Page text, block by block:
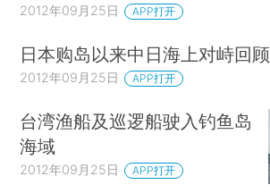
2012年09月25日 APP打开
日本购岛以来中日海上对峙回顾
2012年09月25日 APP打开
台湾渔船及巡逻船驶入钓鱼岛
海域
2012年09月25日 APP打开